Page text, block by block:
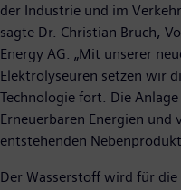
der Industrie und im
sagte Dr. Christian Bruch,
Energy AG. „Mit unserer
Elektrolyseuren setzen wir
Technologie fort. Die
Erneuerbaren Energien
entstehenden
Der Wasserstoff wird für